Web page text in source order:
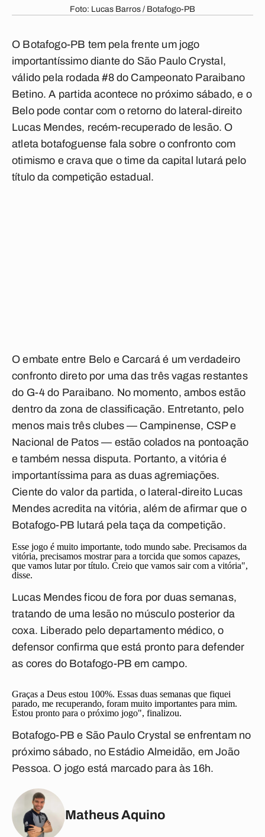
Foto: Lucas Barros / Botafogo-PB
O Botafogo-PB tem pela frente um jogo
importantíssimo diante do São Paulo Crystal,
válido pela rodada #8 do Campeonato Paraibano
Betino. A partida acontece no próximo sábado, e o
Belo pode contar com o retorno do lateral-direito
Lucas Mendes, recém-recuperado de lesão. O
atleta botafoguense fala sobre o confronto com
otimismo e crava que o time da capital lutará pelo
título da competição estadual.
O embate entre Belo e Carcará é um verdadeiro
confronto direto por uma das três vagas restantes
do G-4 do Paraibano. No momento, ambos estão
dentro da zona de classificação. Entretanto, pelo
menos mais três clubes — Campinense, CSP e
Nacional de Patos — estão colados na pontoação
e também nessa disputa. Portanto, a vitória é
importantíssima para as duas agremiações.
Ciente do valor da partida, o lateral-direito Lucas
Mendes acredita na vitória, além de afirmar que o
Botafogo-PB lutará pela taça da competição.
Esse jogo é muito importante, todo mundo sabe. Precisamos da
vitória, precisamos mostrar para a torcida que somos capazes,
que vamos lutar por título. Creio que vamos sair com a vitória",
disse.
Lucas Mendes ficou de fora por duas semanas,
tratando de uma lesão no músculo posterior da
coxa. Liberado pelo departamento médico, o
defensor confirma que está pronto para defender
as cores do Botafogo-PB em campo.
Graças a Deus estou 100%. Essas duas semanas que fiquei
parado, me recuperando, foram muito importantes para mim.
Estou pronto para o próximo jogo", finalizou.
Botafogo-PB e São Paulo Crystal se enfrentam no
próximo sábado, no Estádio Almeidão, em João
Pessoa. O jogo está marcado para às 16h.
Matheus Aquino